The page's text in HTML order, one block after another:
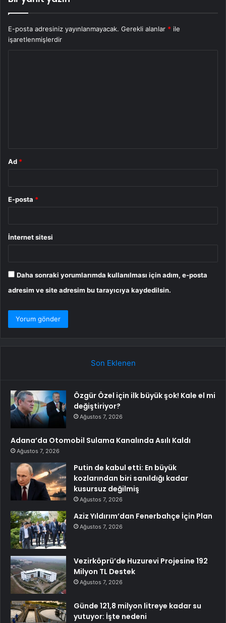
E-posta adresiniz yayınlanmayacak. Gerekli alanlar * ile
işaretlenmişlerdir
Ad *
E-posta *
İnternet sitesi
Daha sonraki yorumlarımda kullanılması için adım, e-posta
adresim ve site adresim bu tarayıcıya kaydedilsin.
Son Eklenen
Özgür Özel için ilk büyük şok! Kale el mi
değiştiriyor?
Ağustos 7, 2026
Adana’da Otomobil Sulama Kanalında Asılı Kaldı
Ağustos 7, 2026
Putin de kabul etti: En büyük
kozlarından biri sanıldığı kadar
kusursuz değilmiş
Ağustos 7, 2026
Aziz Yıldırım’dan Fenerbahçe İçin Plan
Ağustos 7, 2026
Vezirköprü’de Huzurevi Projesine 192
Milyon TL Destek
Ağustos 7, 2026
Günde 121,8 milyon litreye kadar su
yutuyor: İşte nedeni